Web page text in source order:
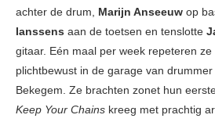
achter de drum, Marijn Anseeuw op
Ianssens aan de toetsen en tenslotte
gitaar. Eén maal per week repeteren
plichtbewust in de garage van drummer
Bekegem. Ze brachten zonet hun
Keep Your Chains kreeg met prachtig